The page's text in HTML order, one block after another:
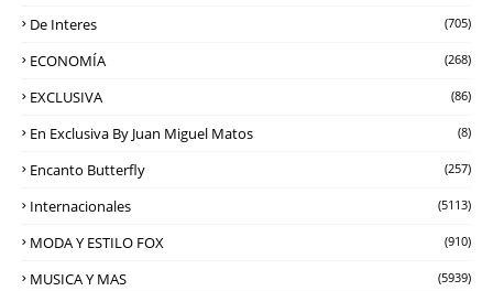
De Interes (705)
ECONOMÍA (268)
EXCLUSIVA (86)
En Exclusiva By Juan Miguel Matos (8)
Encanto Butterfly (257)
Internacionales (5113)
MODA Y ESTILO FOX (910)
MUSICA Y MAS (5939)